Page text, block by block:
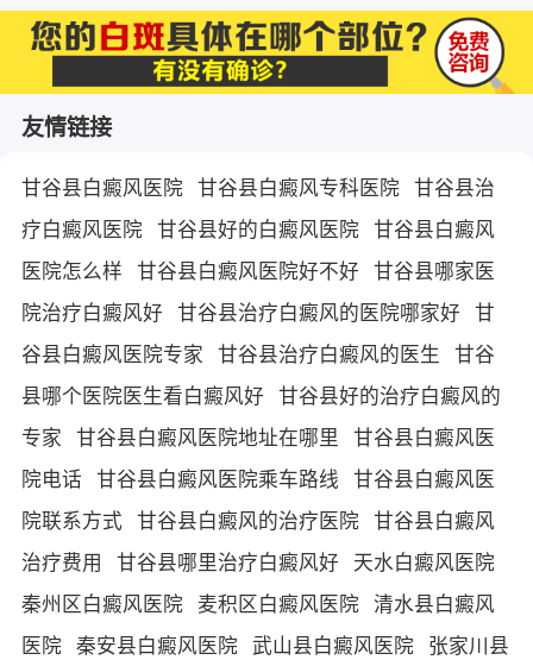
友情链接
甘谷县白癜风医院 甘谷县白癜风专科医院 甘谷县治
疗白癜风医院 甘谷县好的白癜风医院 甘谷县白癜风
医院怎么样 甘谷县白癜风医院好不好 甘谷县哪家医
院治疗白癜风好 甘谷县治疗白癜风的医院哪家好 甘
谷县白癜风医院专家 甘谷县治疗白癜风的医生 甘谷
县哪个医院医生看白癜风好 甘谷县好的治疗白癜风的
专家 甘谷县白癜风医院地址在哪里 甘谷县白癜风医
院电话 甘谷县白癜风医院乘车路线 甘谷县白癜风医
院联系方式 甘谷县白癜风的治疗医院 甘谷县白癜风
治疗费用 甘谷县哪里治疗白癜风好 天水白癜风医院
秦州区白癜风医院 麦积区白癜风医院 清水县白癜风
医院 秦安县白癜风医院 武山县白癜风医院 张家川县